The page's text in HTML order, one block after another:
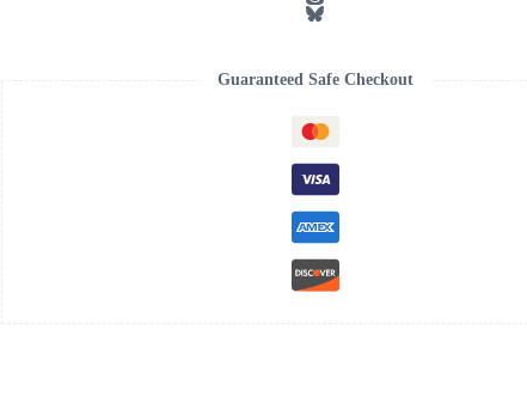
Guaranteed Safe Checkout